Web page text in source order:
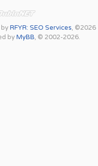
RFYR: SEO Services, ©2026
byMyBB, © 2002-2026.